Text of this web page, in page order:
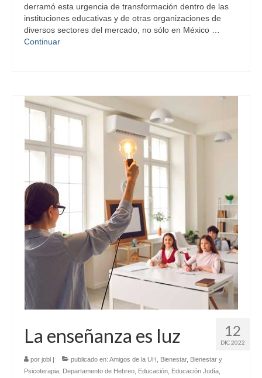
derramó esta urgencia de transformación dentro de las
instituciones educativas y de otras organizaciones de
diversos sectores del mercado, no sólo en México …
Continuar
12
DIC 2022
La enseñanza es luz
por jobl | publicado en: Amigos de la UH Bienestar, Bienestar y
Psicoterapia Departamento de Hebreo Educación Educación Judía